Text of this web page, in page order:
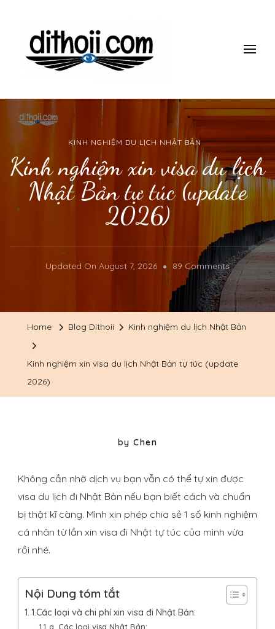
ĐI THÔII!
Du lịch một mình có gì thú vị? làm thế nào để đi một mình mà
vẫn an toàn, giá rẻ vui vẻ? Tham khảo những kinh nghiệm 10
năm đi du lịch một mình của mình nhé.
KINH NGHIỆM DU LỊCH NHẬT BẢN
Kinh nghiệm xin visa du lịch
Nhật Bản tự túc (update
2026)
Updated On August 7, 2026 89 CommentsOn
Kinh
Nghiệm
2026)
Home Blog Dithoii Kinh nghiệm du lịch Nhật Bản
Kinh nghiệm xin visa du lịch Nhật Bản tự túc (update
2026)
byChen
Không cần nhờ dịch vụ bạn vẫn có thể tự xin được
visa du lịch đi Nhật Bản nếu bạn biết cách và chuẩn
bị thật kĩ càng. Mình xin phép chia sẻ 1 số kinh nghiệm
cá nhân từ lần xin visa đi Nhật tự túc của mình vừa
rồi nhé.
Nội Dung tóm tắt
1.Các loại và chi phí xin visa đi Nhật Bản:
a. Các loại visa Nhật Bản: